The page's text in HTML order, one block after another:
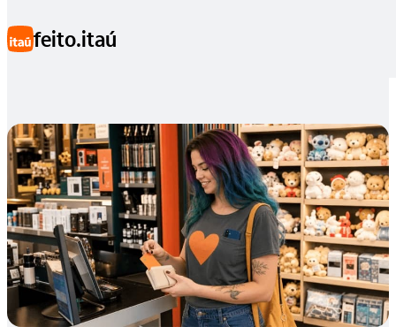
feito.itaú
Pix